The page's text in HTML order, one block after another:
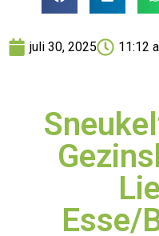
juli 30, 2025 11:12
Esse/